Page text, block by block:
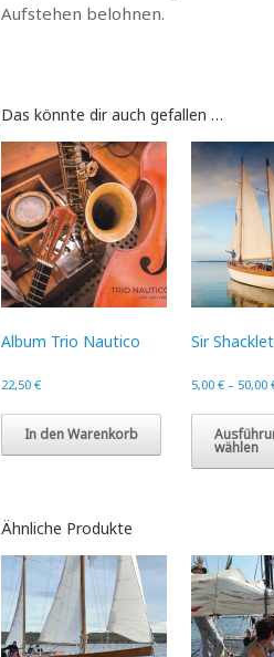
Aufstehen belohnen.
Das könnte dir auch gefallen …
Album Trio Nautico
22,50 €
In den Warenkorb
Sir
5,00 €– 50,00
wählen
Ähnliche Produkte